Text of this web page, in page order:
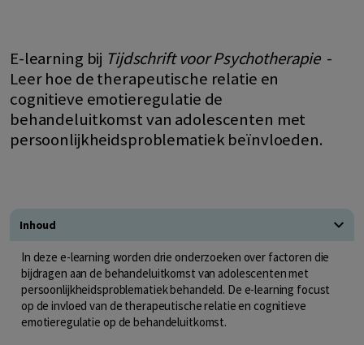
E-learning bij Tijdschrift voor Psychotherapie-
Leer hoe de therapeutische relatie en
cognitieve emotieregulatie de
behandeluitkomst van adolescenten met
persoonlijkheidsproblematiek beïnvloeden.
Inhoud
In deze e-learning worden drie onderzoeken over factoren die
bijdragen aan de behandeluitkomst van adolescenten met
persoonlijkheidsproblematiek behandeld. De e-learning focust
op de invloed van de therapeutische relatie en cognitieve
emotieregulatie op de behandeluitkomst.